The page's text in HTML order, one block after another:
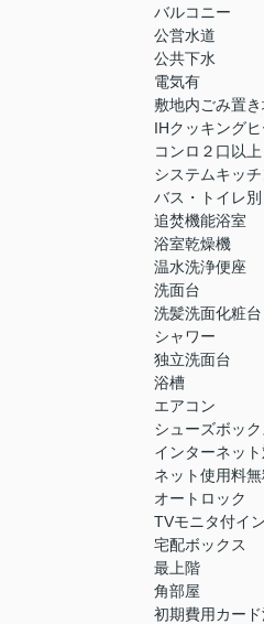
バルコニー
公営水道
公共下水
電気有
敷地内ごみ置
IHクッキング
コンロ２口以上
システムキッチ
バス・トイレ別
追焚機能浴室
浴室乾燥機
温水洗浄便座
洗面台
洗髪洗面化粧台
シャワー
独立洗面台
浴槽
エアコン
シューズボック
インターネッ
ネット使用料
オートロック
TVモニタ付イ
宅配ボックス
最上階
角部屋
初期費用カー